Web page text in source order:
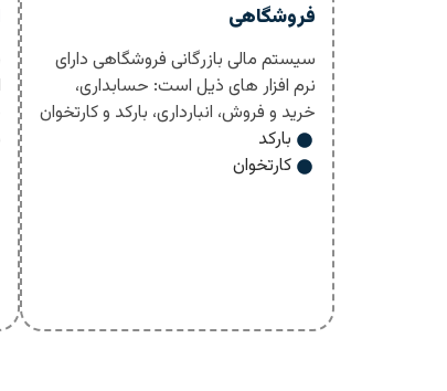
فروشگاهی
سیستم مالی بازرگانی فروشگاهی دارای
نرم افزار های ذیل است: حسابداری،
خرید و فروش، انبارداری، بارکد و کارتخوان
بارکد
کارتخوان